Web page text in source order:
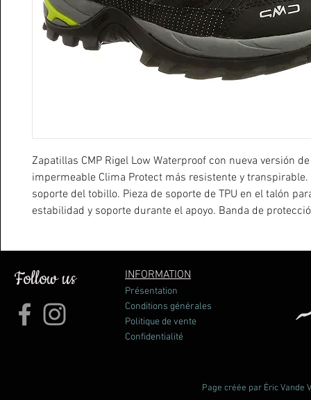
Zapatillas CMP Rigel Low Waterproof con nueva versión
impermeable Clima Protect más resistente y
soporte del tobillo. Pieza de soporte de TPU en el talón
estabilidad y soporte durante el apoyo. Banda de
Follow us INFORMATION
Présentation
Conditions générales
Politique de vente
Confidentialité
Page créée par Èric Vande